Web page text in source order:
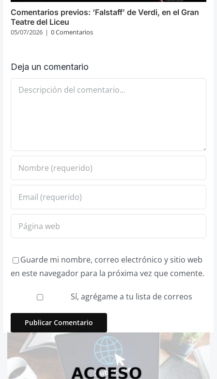
Comentarios previos: ‘Falstaff’ de Verdi, en el Gran
Teatre del Liceu
05/07/2026 | 0 Comentarios
Deja un comentario
Comentario
Guarde mi nombre, correo electrónico y sitio web
en este navegador para la próxima vez que comente.
Sí, agrégame a tu lista de correos